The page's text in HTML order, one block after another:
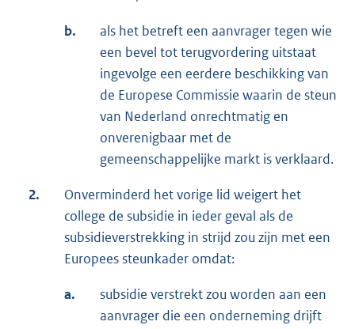
b.
als het betreft een aanvrager tegen wie
een bevel tot terugvordering uitstaat
ingevolge een eerdere beschikking van
de Europese Commissie waarin de steun
van Nederland onrechtmatig en
onverenigbaar met de
gemeenschappelijke markt is verklaard.
2.
Onverminderd het vorige lid weigert het
college de subsidie in ieder geval als de
subsidieverstrekking in strijd zou zijn met een
Europees steunkader omdat:
a.
subsidie verstrekt zou worden aan een
aanvrager die een onderneming drijft